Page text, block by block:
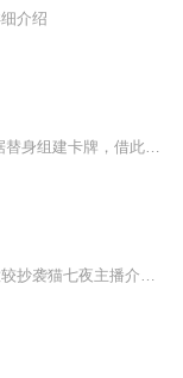
介绍